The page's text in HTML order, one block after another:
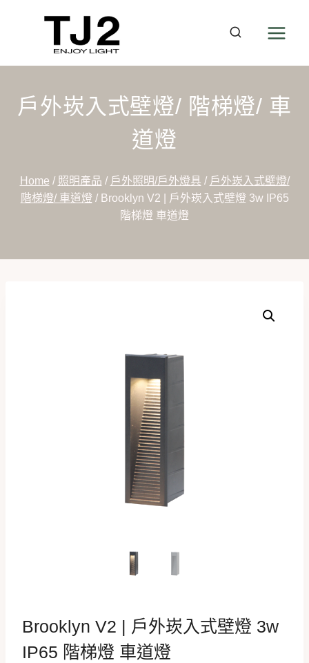
戶外崁入式壁燈/ 階梯燈/ 車
道燈
Home / 照明產品 / 戶外照明/戶外燈具 / 戶外崁入式壁燈/
階梯燈/ 車道燈 / Brooklyn V2 | 戶外崁入式壁燈 3w IP65
階梯燈 車道燈
Brooklyn V2 | 戶外崁入式壁燈 3w
IP65 階梯燈 車道燈